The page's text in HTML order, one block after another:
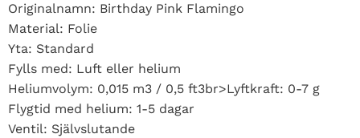
Originalnamn: Birthday Pink Flamingo
Material: Folie
Yta: Standard
Fylls med: Luft eller helium
Heliumvolym: 0,015 m3 / 0,5 ft3br>Lyftkraft: 0-7 g
Flygtid med helium: 1-5 dagar
Ventil: Självslutande